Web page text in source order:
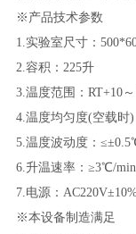
※产品技术参数
1. 实验室尺寸：
2. 容积： 225升
3. 温度范围： RT+10
4. 温度均匀度(空载时
5. 温度波动度：
6. 升温速率： ≥3℃/min
7. 电源：
※本设备制造满足